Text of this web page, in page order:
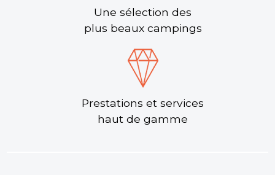
Une sélection des
plus beaux campings
Prestations et services
haut de gamme